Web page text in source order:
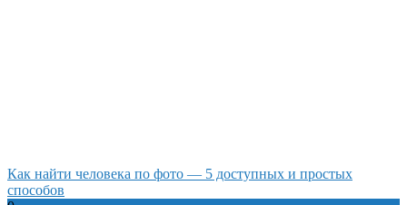
Как найти человека по фото — 5 доступных и простых
способов